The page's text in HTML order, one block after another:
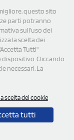
questo sito
parti potranno
sull’uso dei
la scelta dei
Tutti"
Cliccando
necessari. La
scelta dei cookie
tutti
per
settimanali, 4
adesivi